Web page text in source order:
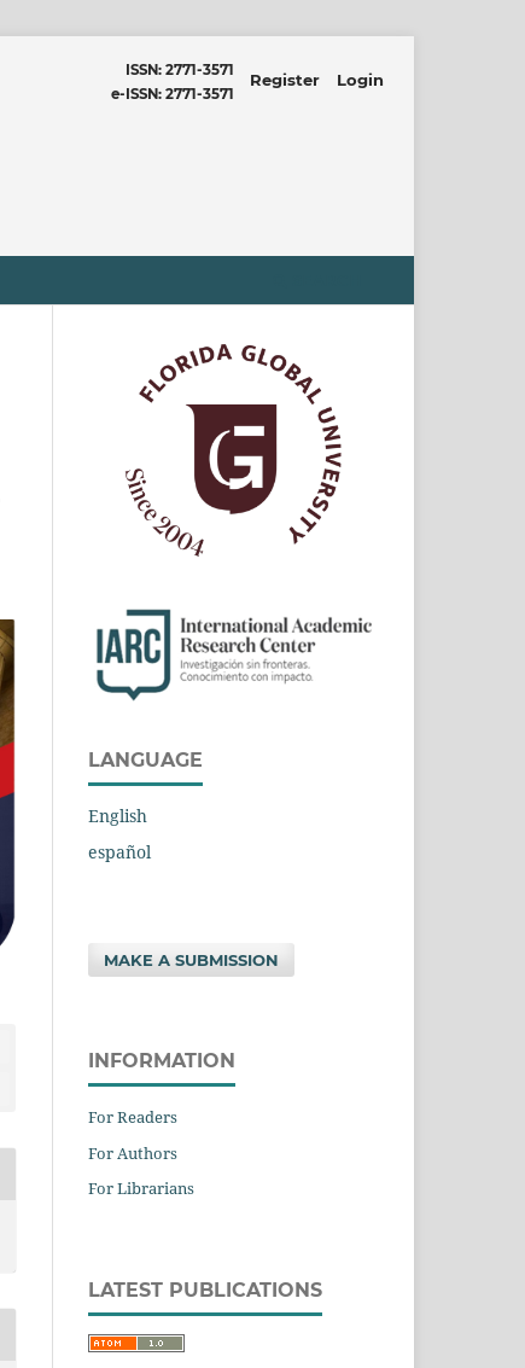
ISSN: 2771-3571
e-ISSN: 2771-3571
Register Login
LANGUAGE
English
español
MAKE A SUBMISSION
INFORMATION
For Readers
For Authors
For Librarians
LATEST PUBLICATIONS